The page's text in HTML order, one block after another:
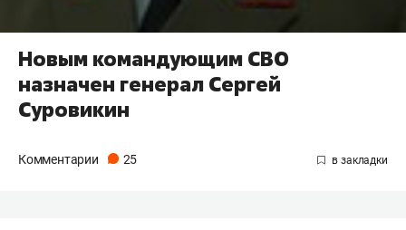
Новым командующим СВО
назначен генерал Сергей
Суровикин
Комментарии 25